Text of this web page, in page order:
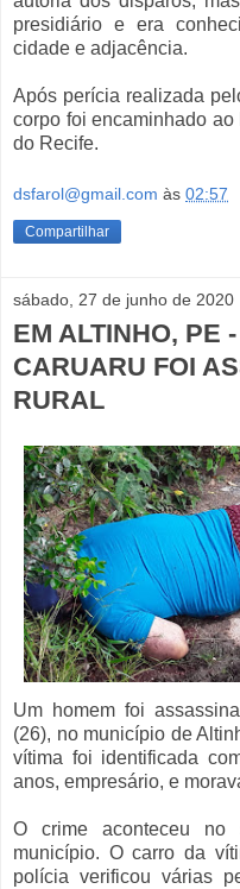
presidiário e era
cidade e adjacência.
Após perícia realizada
corpo foi encaminhado
do Recife.
dsfarol@gmail.com às 02:57
Compartilhar
sábado, 27 de junho de 2020
EM ALTINHO, PE
CARUARU FOI
RURAL
Um homem foi
(26), no município de
vítima foi identificada
anos, empresário, e
O crime aconteceu no
município. O carro da
polícia verificou várias